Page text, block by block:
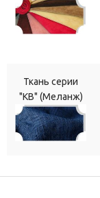
Ткань серии
"КВ" (Меланж)